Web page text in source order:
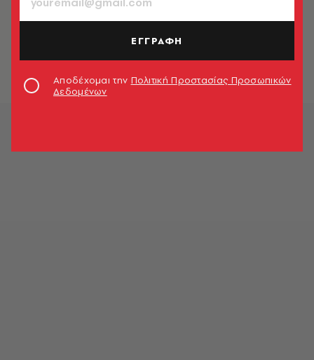
ΚΙΝΗΜΑΤΟΓΡΑΦΟΣ
Η Ρόδα: Δείτε την ταινία-βόλτα στην
παλιά Αθήνα δωρεάν
A.V. Team
ΕΓΓΡΑΦΗ
Αποδέχομαι την Πολιτική Προστασίας Προσωπικών
Δεδομένων